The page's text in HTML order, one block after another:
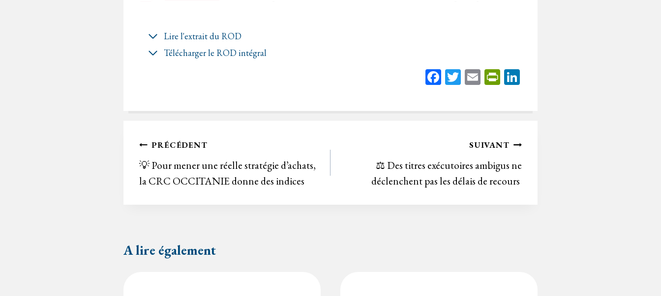
Lire l'extrait du ROD
Télécharger le ROD intégral
Fa
bo
T
tt
E
ail
Pr
tF
n
y
ed
Navigation
de
l’article
PRÉCÉDENT
💡 Pour mener une réelle stratégie d’achats,
la CRC OCCITANIE donne des indices
SUIVANT
⚖️ Des titres exécutoires ambigus ne
déclenchent pas les délais de recours
A lire également